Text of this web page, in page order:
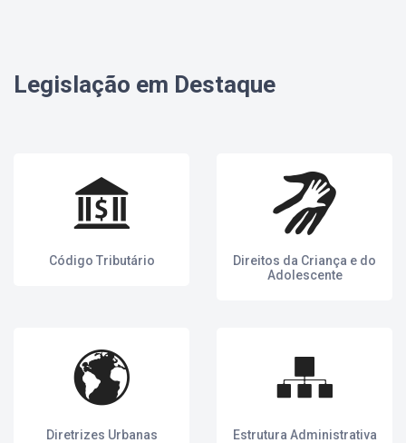
Legislação em Destaque
Código Tributário
Direitos da Criança e do
Adolescente
Diretrizes Urbanas Estrutura Administrativa